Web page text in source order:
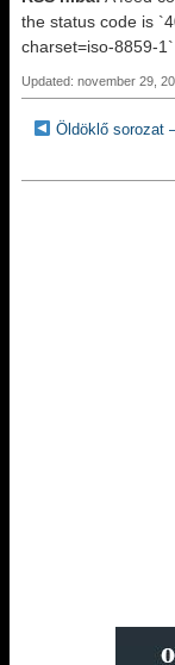
the status code is
charset=iso-8859-1`
Updated: november 29,
Öldöklő sorozat